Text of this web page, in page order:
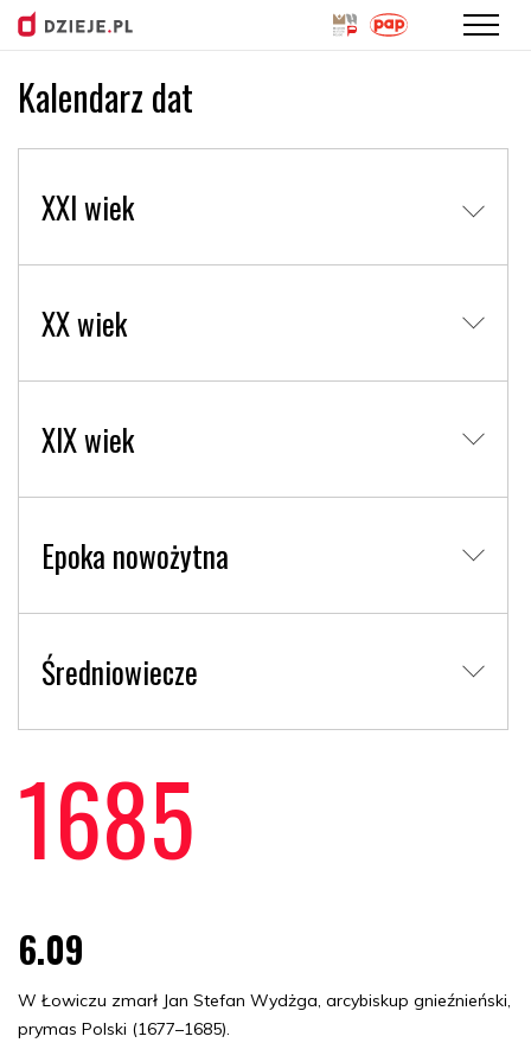
Kalendarz dat
1685
6.09
W Łowiczu zmarł Jan Stefan Wydżga, arcybiskup gnieźnieński,
prymas Polski (1677–1685).
XXI wiek
XX wiek
XIX wiek
Epoka nowożytna
Średniowiecze